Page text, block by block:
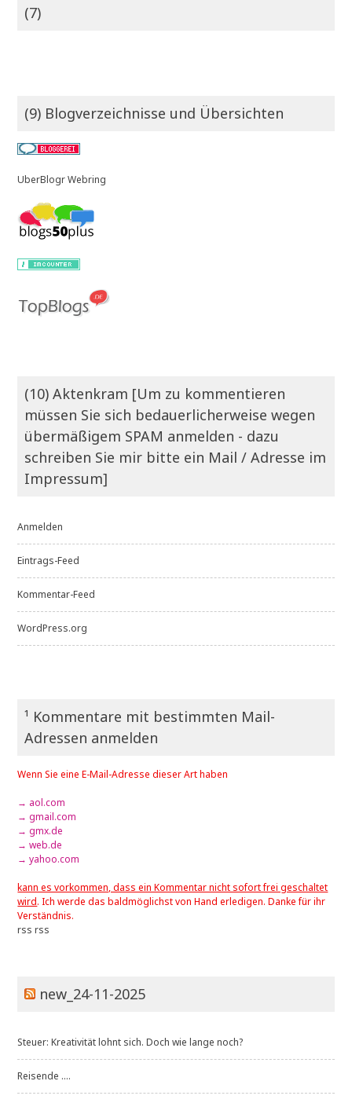
(7)
(9) Blogverzeichnisse und Übersichten
UberBlogr Webring
(10) Aktenkram [Um zu kommentieren
müssen Sie sich bedauerlicherweise wegen
übermäßigem SPAM anmelden - dazu
schreiben Sie mir bitte ein Mail / Adresse im
Impressum]
Anmelden
Eintrags-Feed
Kommentar-Feed
WordPress.org
¹ Kommentare mit bestimmten Mail-
Adressen anmelden
Wenn Sie eine E-Mail-Adresse dieser Art haben
→ aol.com
→ gmail.com
→ gmx.de
→ web.de
→ yahoo.com
kann es vorkommen, dass ein Kommentar nicht sofort frei geschaltet
wird. Ich werde das baldmöglichst von Hand erledigen. Danke für ihr
Verständnis.
rss rss
new_24-11-2025
Steuer: Kreativität lohnt sich. Doch wie lange noch?
Reisende ....